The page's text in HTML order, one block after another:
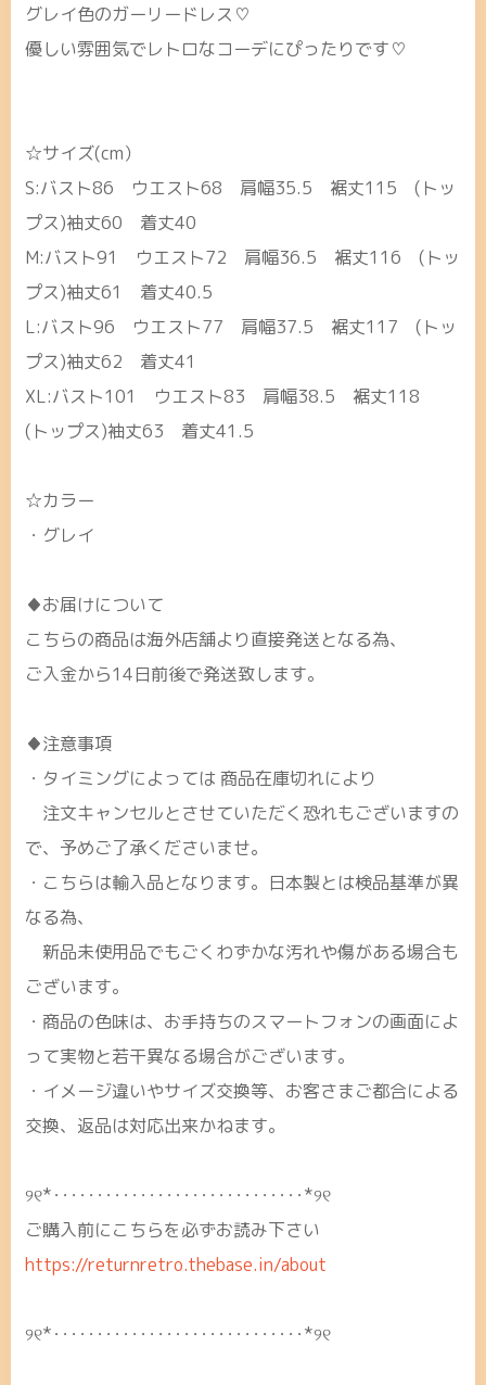
グレイ色のガーリードレス♡
優しい雰囲気でレトロなコーデにぴったりです♡
☆サイズ(cm）
S:バスト86 ウエスト68 肩幅35.5 裾丈115 (トッ
プス)袖丈60 着丈40
M:バスト91 ウエスト72 肩幅36.5 裾丈116 (トッ
プス)袖丈61 着丈40.5
L:バスト96 ウエスト77 肩幅37.5 裾丈117 (トッ
プス)袖丈62 着丈41
XL:バスト101 ウエスト83 肩幅38.5 裾丈118
(トップス)袖丈63 着丈41.5
☆カラー
・グレイ
♦お届けについて
こちらの商品は海外店舗より直接発送となる為、
ご入金から14日前後で発送致します。
♦注意事項
・タイミングによっては 商品在庫切れにより
注文キャンセルとさせていただく恐れもございますの
で、予めご了承くださいませ。
・こちらは輸入品となります。日本製とは検品基準が異
なる為、
新品未使用品でもごくわずかな汚れや傷がある場合も
ございます。
・商品の色味は、お手持ちのスマートフォンの画面によ
って実物と若干異なる場合がございます。
・イメージ違いやサイズ交換等、お客さまご都合による
交換、返品は対応出来かねます。
୨୧*･････････････････････････････*୨୧
ご購入前にこちらを必ずお読み下さい
https://returnretro.thebase.in/about
୨୧*･････････････････････････････*୨୧